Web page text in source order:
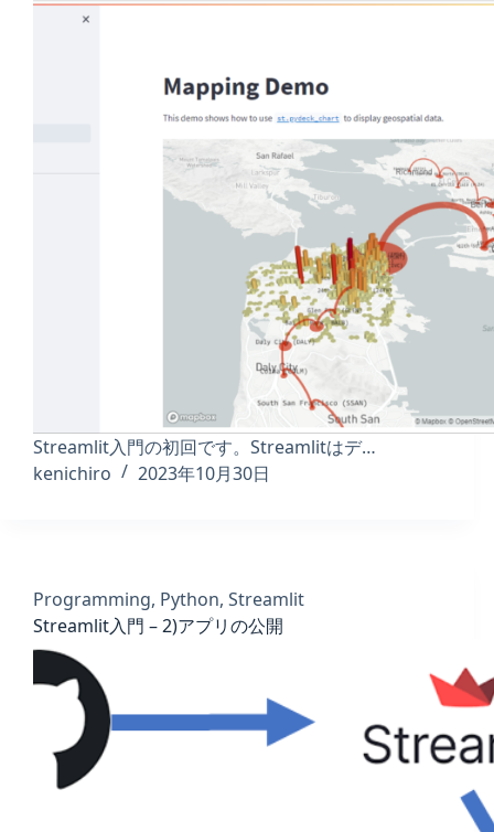
Streamlit入門の初回です。Streamlitはデ…
kenichiro
2023年10月30日
Programming, Python, Streamlit
Streamlit入門 – 2)アプリの公開